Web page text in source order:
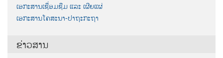
ເອກະສານເຊື່ອມຊືມ ແລະ ເຜີຍແຜ່
ເອກະສານໂຄສະນາ-ປາຖະກະຖາ
ຂ່າວສານ